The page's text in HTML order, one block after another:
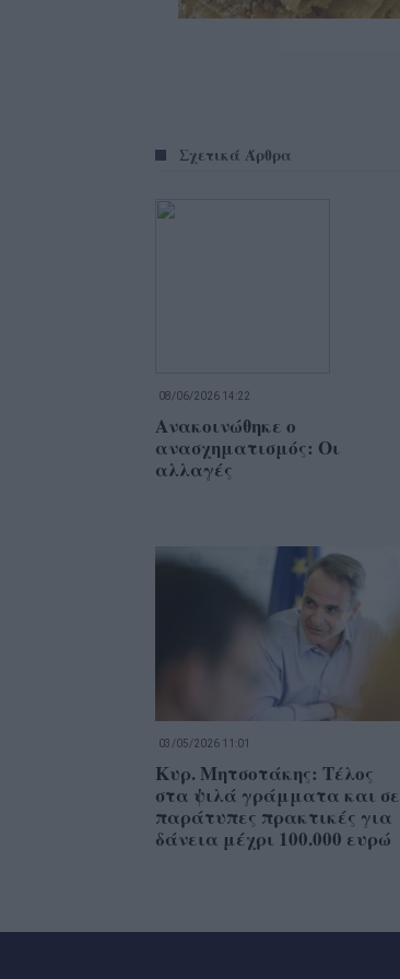
Σχετικά Άρθρα
08/06/2026 14:22
Ανακοινώθηκε ο
ανασχηματισμός: Οι
αλλαγές
03/05/2026 11:01
Κυρ. Μητσοτάκης: Τέλος
στα ψιλά γράμματα και σε
παράτυπες πρακτικές για
δάνεια μέχρι 100.000 ευρώ